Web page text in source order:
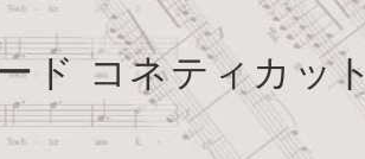
ド コネティカット